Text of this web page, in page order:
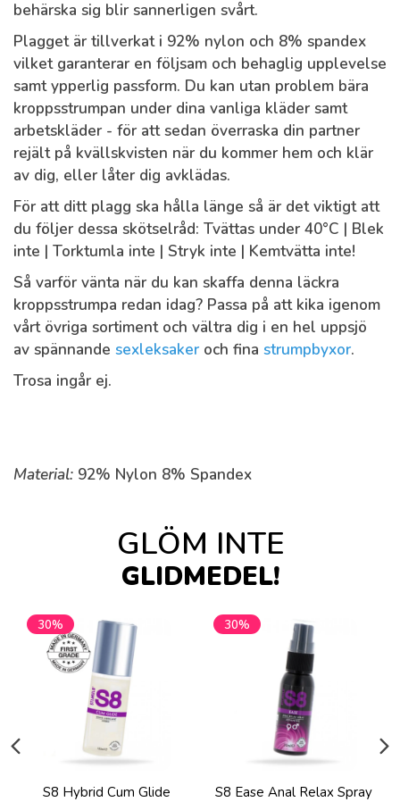
behärska sig blir sannerligen svårt.
Plagget är tillverkat i 92% nylon och 8% spandex
vilket garanterar en följsam och behaglig upplevelse
samt ypperlig passform. Du kan utan problem bära
kroppsstrumpan under dina vanliga kläder samt
arbetskläder - för att sedan överraska din partner
rejält på kvällskvisten när du kommer hem och klär
av dig, eller låter dig avklädas.
För att ditt plagg ska hålla länge så är det viktigt att
du följer dessa skötselråd: Tvättas under 40°C | Blek
inte | Torktumla inte | Stryk inte | Kemtvätta inte!
Så varför vänta när du kan skaffa denna läckra
kroppsstrumpa redan idag? Passa på att kika igenom
vårt övriga sortiment och vältra dig i en hel uppsjö
av spännande sexleksaker och fina strumpbyxor.
Trosa ingår ej.
Material: 92% Nylon 8% Spandex
GLÖM INTE
GLIDMEDEL!
30%
S8 Hybrid Cum Glide
30%
S8 Ease Anal Relax Spray